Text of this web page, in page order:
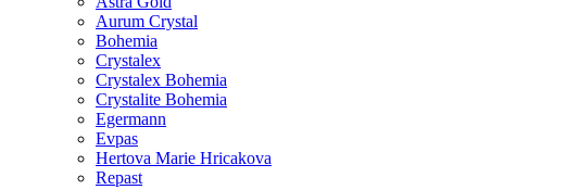
Aurum Crystal
Bohemia
Crystalex
Crystalex Bohemia
Crystalite Bohemia
Egermann
Evpas
Hertova Marie Hricakova
Repast